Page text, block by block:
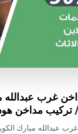
غرب عبدالله
عبدالله مبارك